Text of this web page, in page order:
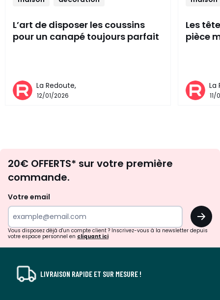
L’art de disposer les coussins
pour un canapé toujours parfait
La Redoute,
12/01/2026
Les
pièce
La
11/
d'inspirations
surprises?
20€ OFFERTS* sur votre première
commande.
Votre email
OK
Vous disposez déjà d'un compte client ? Inscrivez-vous à la newsletter depuis
votre espace personnel en cliquant ici
LIVRAISON RAPIDE ET SUR MESURE !